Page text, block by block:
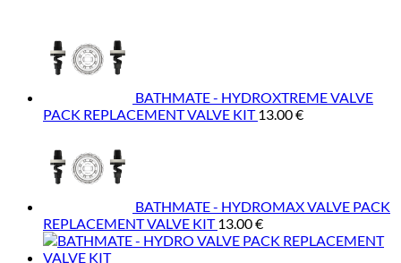
BATHMATE - HYDROXTREME VALVE
PACK REPLACEMENT VALVE KIT 13.00€
BATHMATE - HYDROMAX VALVE PACK
REPLACEMENT VALVE KIT 13.00€